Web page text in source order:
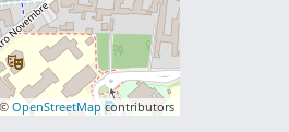
OpenStreetMap contributors